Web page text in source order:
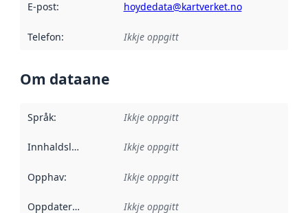
E-post: hoydedata@kartverket.no
Telefon: Ikkje oppgitt
Om dataane
Språk: Ikkje oppgitt
Innhaldsleverandørar :
Ikkje oppgitt
Opphav: Ikkje oppgitt
Oppdateringsfrekvens :
Ikkje oppgitt